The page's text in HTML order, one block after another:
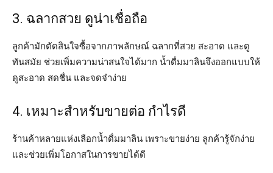
3. ฉลากสวย ดูน่าเชื่อถือ
ลูกค้ามักตัดสินใจซื้อจากภาพลักษณ์ ฉลากที่สวย สะอาด และดู
ทันสมัย ช่วยเพิ่มความน่าสนใจได้มาก น้ำดื่มมาลินจึงออกแบบให้
ดูสะอาด สดชื่น และจดจำง่าย
4. เหมาะสำหรับขายต่อ กำไรดี
ร้านค้าหลายแห่งเลือกน้ำดื่มมาลิน เพราะขายง่าย ลูกค้ารู้จักง่าย
และช่วยเพิ่มโอกาสในการขายได้ดี